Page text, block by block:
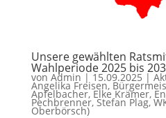
Unsere gewählten
Wahlperiode 2025 bis
von Admin | 15.09.2025 |
Angelika Freisen,
Apfelbacher, Elke Krämer,
Pechbrenner, Stefan Plag,
Oberbörsch)